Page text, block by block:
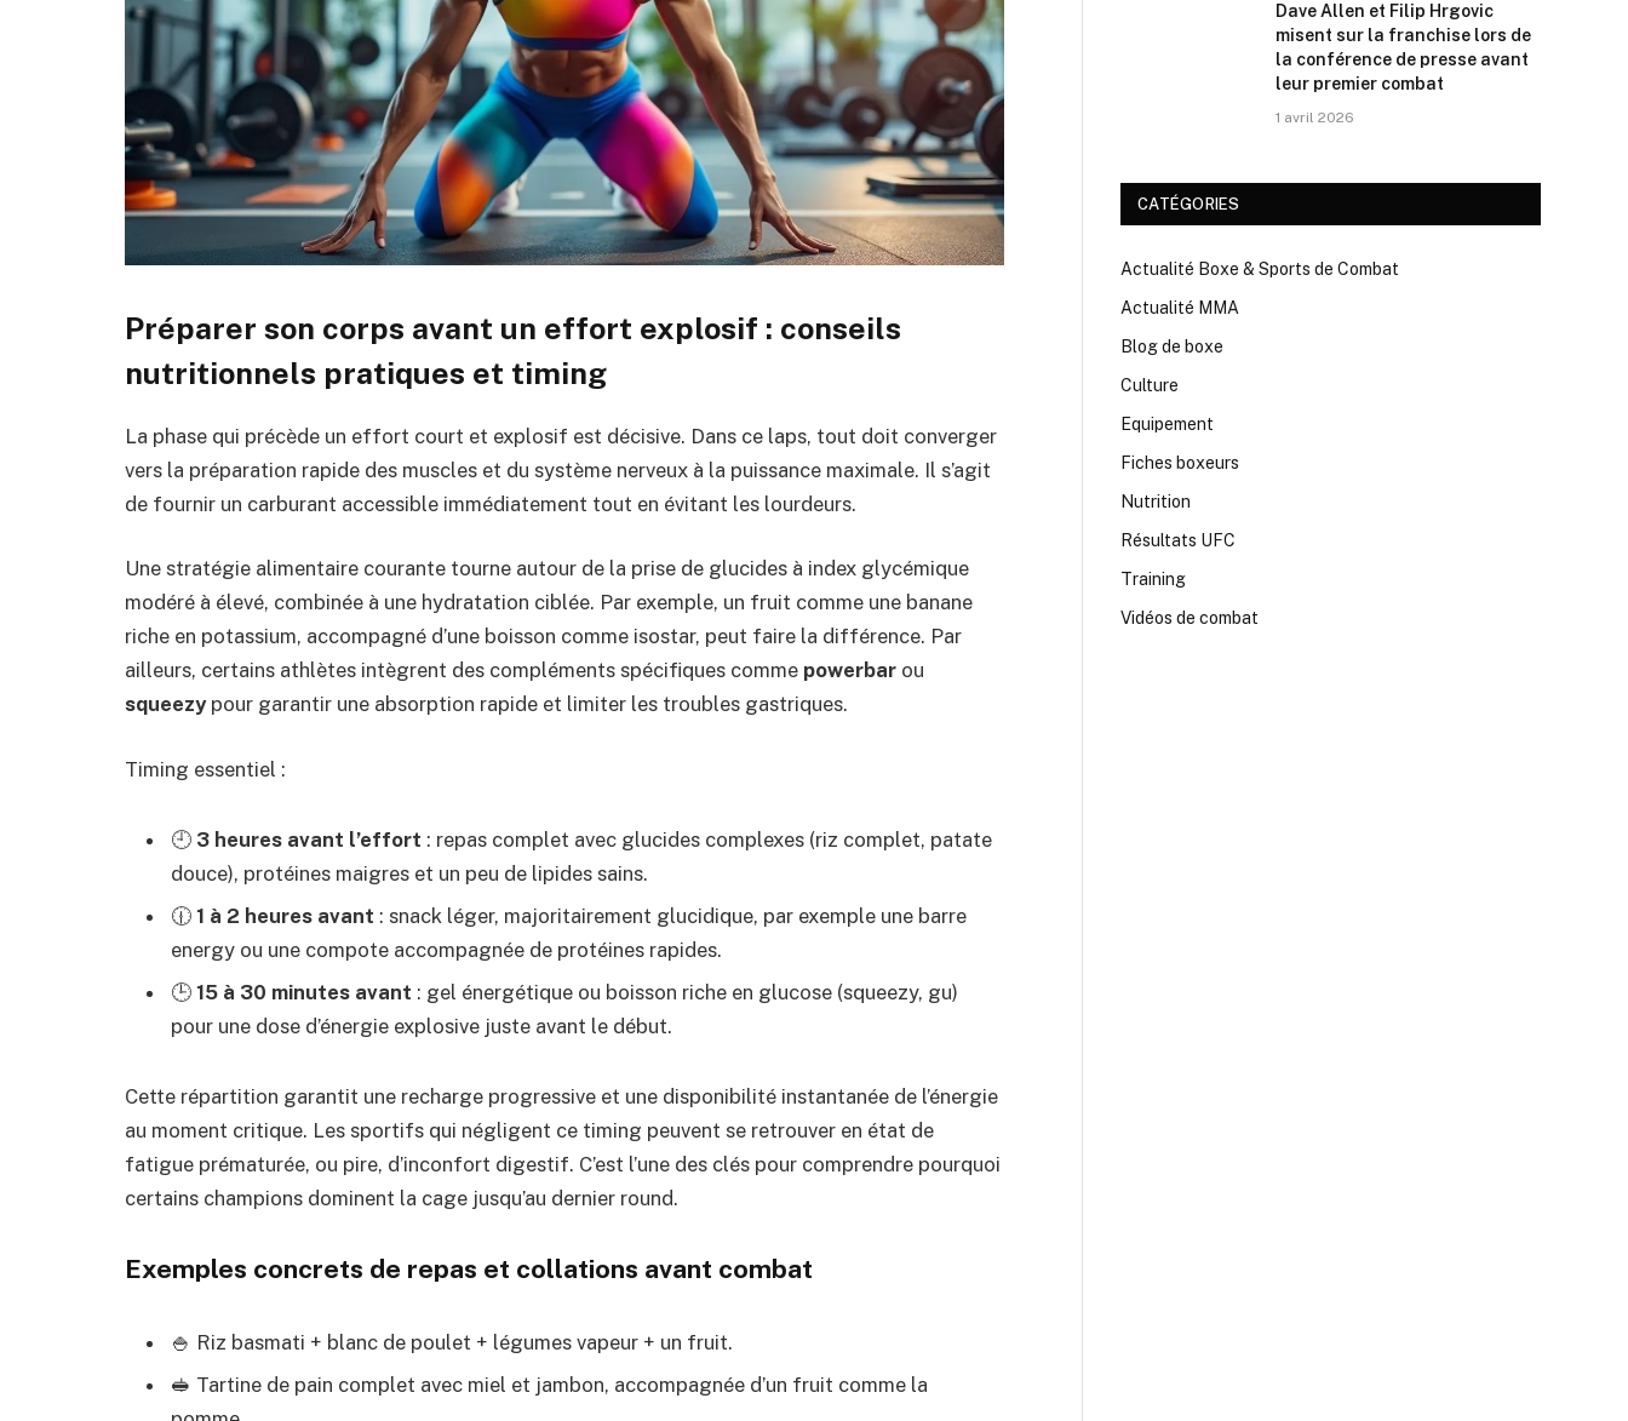
Préparer son corps avant un effort explosif : conseils
nutritionnels pratiques et timing
La phase qui précède un effort court et explosif est décisive. Dans ce laps, tout doit converger
vers la préparation rapide des muscles et du système nerveux à la puissance maximale. Il s’agit
de fournir un carburant accessible immédiatement tout en évitant les lourdeurs.
Une stratégie alimentaire courante tourne autour de la prise de glucides à index glycémique
modéré à élevé, combinée à une hydratation ciblée. Par exemple, un fruit comme une banane
riche en potassium, accompagné d’une boisson comme isostar, peut faire la différence. Par
ailleurs, certains athlètes intègrent des compléments spécifiques comme powerbar ou
squeezypour garantir une absorption rapide et limiter les troubles gastriques.
Timing essentiel :
🕘 3 heures avant l’effort : repas complet avec glucides complexes (riz complet, patate
douce), protéines maigres et un peu de lipides sains.
🕧 1 à 2 heures avant : snack léger, majoritairement glucidique, par exemple une barre
energy ou une compote accompagnée de protéines rapides.
🕒 15 à 30 minutes avant : gel énergétique ou boisson riche en glucose (squeezy, gu)
pour une dose d’énergie explosive juste avant le début.
Cette répartition garantit une recharge progressive et une disponibilité instantanée de l’énergie
au moment critique. Les sportifs qui négligent ce timing peuvent se retrouver en état de
fatigue prématurée, ou pire, d’inconfort digestif. C’est l’une des clés pour comprendre pourquoi
certains champions dominent la cage jusqu’au dernier round.
Exemples concrets de repas et collations avant combat
🍚 Riz basmati + blanc de poulet + légumes vapeur + un fruit.
🥪 Tartine de pain complet avec miel et jambon, accompagnée d’un fruit comme la
Dave Allen et Filip Hrgovic
misent sur la franchise lors de
la conférence de presse avant
leur premier combat
1 avril 2026
CATÉGORIES
Actualité Boxe & Sports de Combat
Actualité MMA
Blog de boxe
Culture
Equipement
Fiches boxeurs
Nutrition
Résultats UFC
Training
Vidéos de combat